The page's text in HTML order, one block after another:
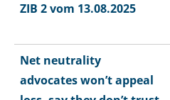
ZIB 2 vom 13.08.2025
Net neutrality
advocates won’t appeal